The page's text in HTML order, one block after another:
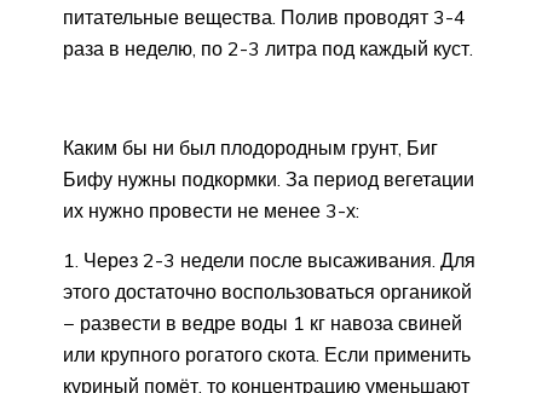
питательные вещества. Полив проводят 3-4
раза в неделю, по 2-3 литра под каждый куст.
Каким бы ни был плодородным грунт, Биг
Бифу нужны подкормки. За период вегетации
их нужно провести не менее 3-х:
Через 2-3 недели после высаживания. Для
этого достаточно воспользоваться органикой
− развести в ведре воды 1 кг навоза свиней
или крупного рогатого скота. Если применить
куриный помёт, то концентрацию уменьшают